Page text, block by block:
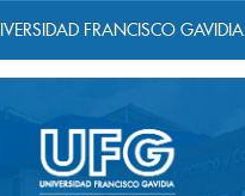
FRANCISCO GAVIDIA